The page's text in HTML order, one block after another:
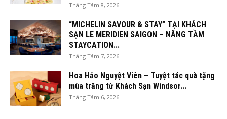
Tháng Tám 8, 2026
“MICHELIN SAVOUR & STAY” TẠI KHÁCH
SẠN LE MERIDIEN SAIGON – NÂNG TẦM
STAYCATION...
Tháng Tám 7, 2026
Hoa Hảo Nguyệt Viên – Tuyệt tác quà tặng
mùa trăng từ Khách Sạn Windsor...
Tháng Tám 6, 2026